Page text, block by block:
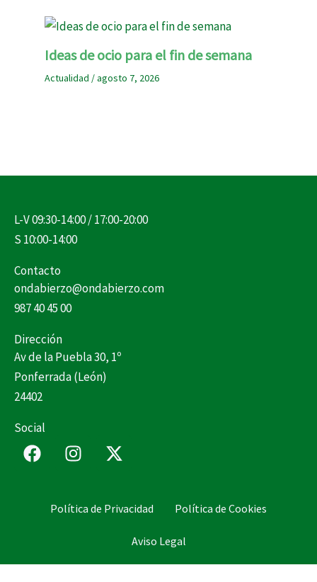
Ideas de ocio para el fin de semana
Actualidad /agosto 7, 2026
L-V 09:30-14:00 / 17:00-20:00
S 10:00-14:00
Contacto
ondabierzo@ondabierzo.com
987 40 45 00
Dirección
Av de la Puebla 30, 1º
Ponferrada (León)
24402
Social
F
a
k
I
n
a
a
X
-
i
e
Política de Privacidad Política de Cookies
Aviso Legal